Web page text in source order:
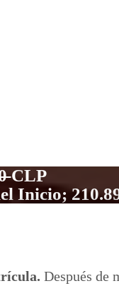
CLP
Inicio;
Después de